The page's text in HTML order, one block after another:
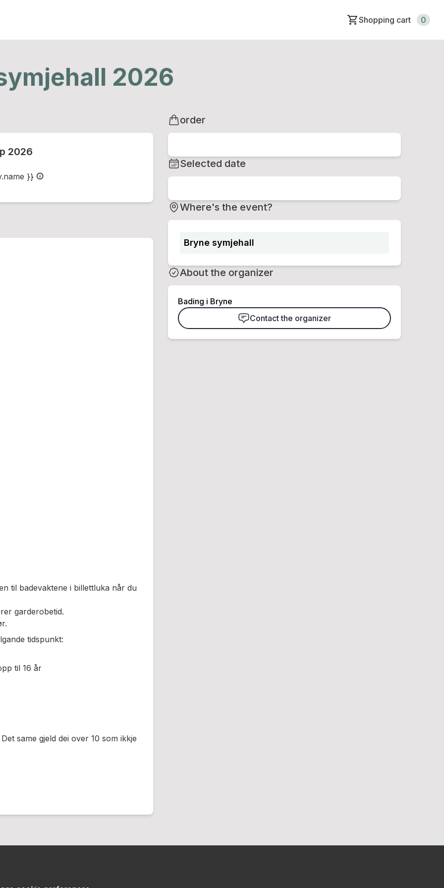
Shopping cart 0
2026
2026
}}
til badevaktene i billettluka når du
garderobetid.
tidspunkt:
til 16 år
same gjeld dei over 10 som ikkje
order
Selected date
Where's the event?
Bryne symjehall
About the organizer
Bading i Bryne
Contact the organizer